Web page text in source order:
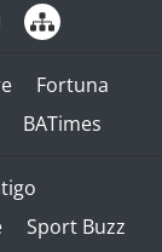
Fortuna
BATimes
Sport Buzz